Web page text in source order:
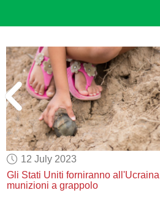
12 July 2023
Gli Stati Uniti forniranno all'Ucraina
munizioni a grappolo